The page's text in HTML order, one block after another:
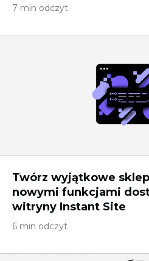
7 min odczyt
Twórz wyjątkowe
nowymi funkcjami
witryny Instant Site
6 min odczyt